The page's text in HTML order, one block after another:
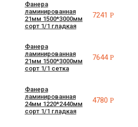
Фанера
ламинированная
21мм 1500*3000мм
сорт 1/1 гладкая
7241Р
Фанера
ламинированная
21мм 1500*3000мм
сорт 1/1 сетка
7644Р
Фанера
ламинированная
24мм 1220*2440мм
сорт 1/1 гладкая
4780Р